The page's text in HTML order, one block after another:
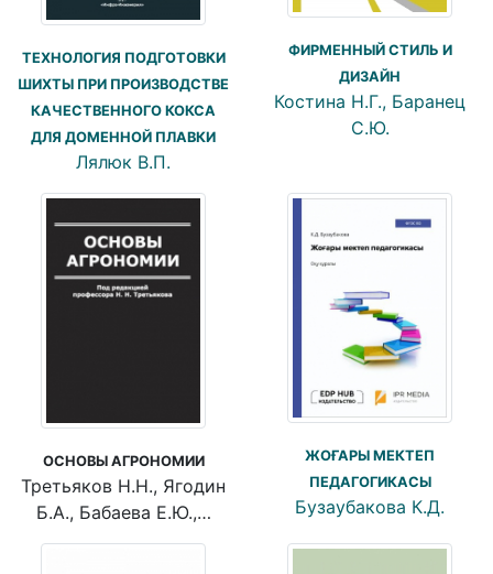
ТЕХНОЛОГИЯ ПОДГОТОВКИ
ШИХТЫ ПРИ ПРОИЗВОДСТВЕ
КАЧЕСТВЕННОГО КОКСА
ДЛЯ ДОМЕННОЙ ПЛАВКИ
Лялюк В.П.
ФИРМЕННЫЙ СТИЛЬ И
ДИЗАЙН
Костина Н.Г., Баранец
С.Ю.
ОСНОВЫ АГРОНОМИИ
Третьяков Н.Н., Ягодин
Б.А., Бабаева Е.Ю.,…
ЖОҒАРЫ МЕКТЕП
ПЕДАГОГИКАСЫ
Бузаубакова К.Д.